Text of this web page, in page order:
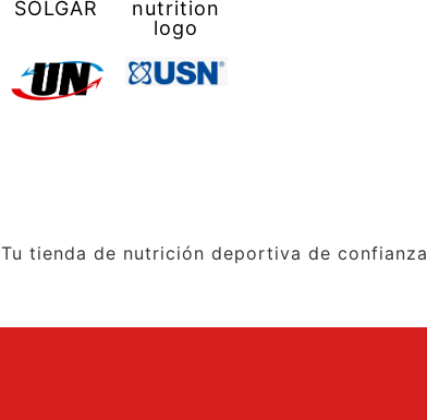
Tu tienda de nutrición deportiva de confianza